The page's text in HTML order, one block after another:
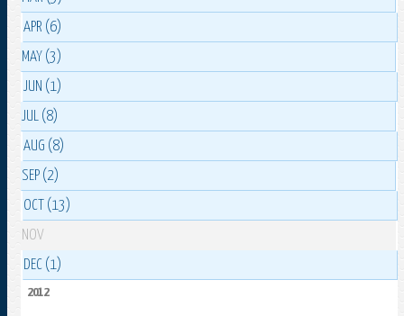
APR (6)
MAY (3)
JUN (1)
JUL (8)
AUG (8)
SEP (2)
OCT (13)
NOV
DEC (1)
2012